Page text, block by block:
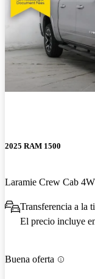
2025 RAM 1500
Laramie Crew Cab
Transferencia a la
El precio incluye
Buena oferta